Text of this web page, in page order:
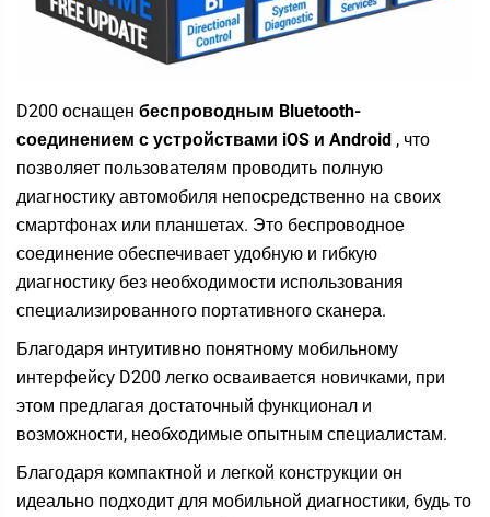
D200 оснащен беспроводным Bluetooth-
соединением с устройствами iOS и Android , что
позволяет пользователям проводить полную
диагностику автомобиля непосредственно на своих
смартфонах или планшетах. Это беспроводное
соединение обеспечивает удобную и гибкую
диагностику без необходимости использования
специализированного портативного сканера.
Благодаря интуитивно понятному мобильному
интерфейсу D200 легко осваивается новичками, при
этом предлагая достаточный функционал и
возможности, необходимые опытным специалистам.
Благодаря компактной и легкой конструкции он
идеально подходит для мобильной диагностики, будь то